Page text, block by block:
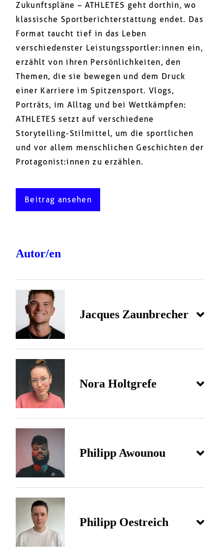
Zukunftspläne – ATHLETES geht dorthin, wo
klassische Sportberichterstattung endet. Das
Format taucht tief in das Leben
verschiedenster Leistungssportler:innen ein,
erzählt von ihren Persönlichkeiten, den
Themen, die sie bewegen und dem Druck
einer Karriere im Spitzensport. Vlogs,
Porträts, im Alltag und bei Wettkämpfen:
ATHLETES setzt auf verschiedene
Storytelling-Stilmittel, um die sportlichen
und vor allem menschlichen Geschichten der
Protagonist:innen zu erzählen.
Beitrag ansehen
Autor/en
Jacques Zaunbrecher
Nora Holtgrefe
Philipp Awounou
Philipp Oestreich